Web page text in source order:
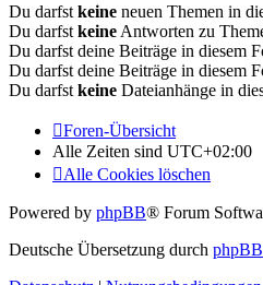
Du darfst keine neuen Themen in
Du darfst keine Antworten zu
Du darfst deine Beiträge in diesem
Du darfst deine Beiträge in diesem
Du darfst keine Dateianhänge in
Foren-Übersicht
Alle Zeiten sind UTC+02:00
Alle Cookies löschen
Powered by phpBB® Forum
Deutsche Übersetzung durch